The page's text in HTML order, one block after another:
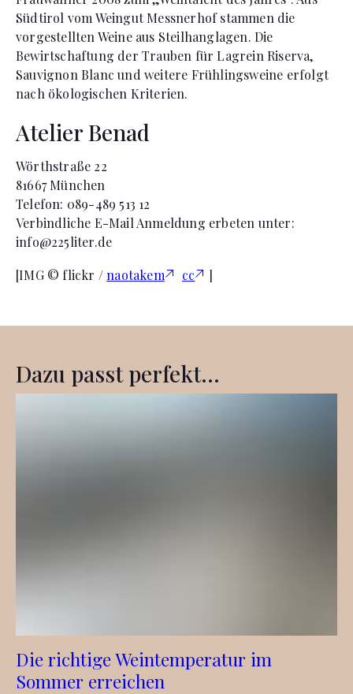
Südtirol vom Weingut Messnerhof stammen die
vorgestellten Weine aus Steilhanglagen. Die
Bewirtschaftung der Trauben für Lagrein Riserva,
Sauvignon Blanc und weitere Frühlingsweine erfolgt
nach ökologischen Kriterien.
Atelier Benad
Wörthstraße 22
81667 München
Telefon: 089-489 513 12
Verbindliche E-Mail Anmeldung erbeten unter:
info@225liter.de
[IMG © flickr /naotakem cc ]
Dazu passt perfekt...
Die richtige Weintemperatur im
Sommer erreichen